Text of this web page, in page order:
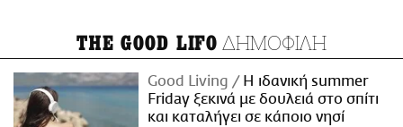
THE GOOD LIFO ΔΗΜΟΦΙΛΗ
Good Living
Η ιδανική summer
Friday ξεκινά με δουλειά στο σπίτι
και καταλήγει σε κάποιο νησί